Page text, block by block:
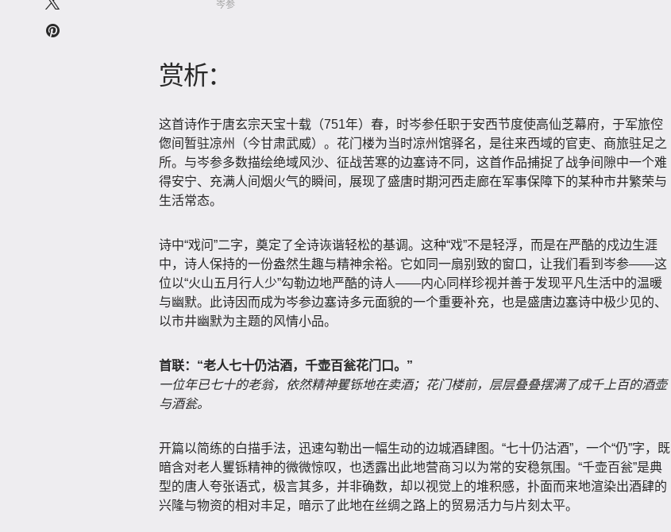
岑参
赏析：
这首诗作于唐玄宗天宝十载（751年）春，时岑参任职于安西节度使高仙芝幕府，于军旅倥
偬间暂驻凉州（今甘肃武威）。花门楼为当时凉州馆驿名，是往来西域的官吏、商旅驻足之
所。与岑参多数描绘绝域风沙、征战苦寒的边塞诗不同，这首作品捕捉了战争间隙中一个难
得安宁、充满人间烟火气的瞬间，展现了盛唐时期河西走廊在军事保障下的某种市井繁荣与
生活常态。
诗中“戏问”二字，奠定了全诗诙谐轻松的基调。这种“戏”不是轻浮，而是在严酷的戍边生涯
中，诗人保持的一份盎然生趣与精神余裕。它如同一扇别致的窗口，让我们看到岑参——这
位以“火山五月行人少”勾勒边地严酷的诗人——内心同样珍视并善于发现平凡生活中的温暖
与幽默。此诗因而成为岑参边塞诗多元面貌的一个重要补充，也是盛唐边塞诗中极少见的、
以市井幽默为主题的风情小品。
首联：“老人七十仍沽酒，千壶百瓮花门口。”
一位年已七十的老翁，依然精神矍铄地在卖酒；花门楼前，层层叠叠摆满了成千上百的酒壶
与酒瓮。
开篇以简练的白描手法，迅速勾勒出一幅生动的边城酒肆图。“七十仍沽酒”，一个“仍”字，既
暗含对老人矍铄精神的微微惊叹，也透露出此地营商习以为常的安稳氛围。“千壶百瓮”是典
型的唐人夸张语式，极言其多，并非确数，却以视觉上的堆积感，扑面而来地渲染出酒肆的
兴隆与物资的相对丰足，暗示了此地在丝绸之路上的贸易活力与片刻太平。